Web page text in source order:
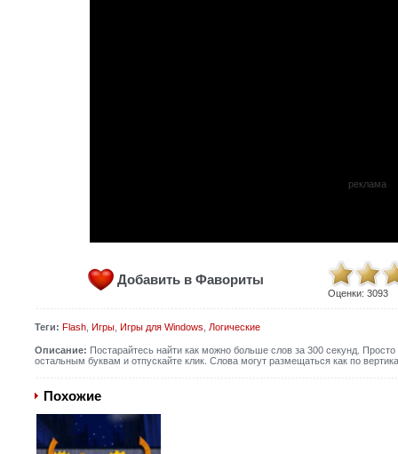
реклама
Добавить в Фавориты
Оценки: 3093
Теги: Flash, Игры, Игры для Windows Логические
Описание: Постарайтесь найти как можно больше слов за 300 секунд.
остальным буквам и отпускайте клик. Слова могут размещаться как по
Похожие